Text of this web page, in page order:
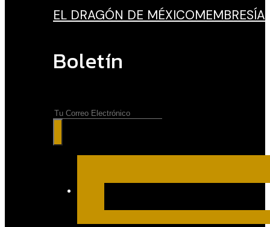
EL DRAGÓN DE MÉXICO
Boletín